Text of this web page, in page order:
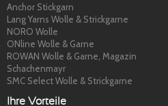
Anchor Stickgarn
Lang Yarns Wolle & Strickgarne
NORO Wolle
ONline Wolle & Garne
ROWAN Wolle & Garne, Magazin
Schachenmayr
SMC Select Wolle & Strickgarne
Ihre Vorteile